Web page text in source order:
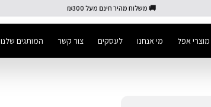
🚚 משלוח מהיר חינם מעל ₪300
מוצרי אפל מי אנחנו לעסקים צור קשר המותגים שלנו